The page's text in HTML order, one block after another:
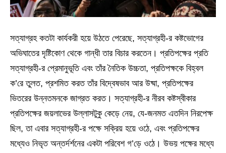
সত্যাগ্রহ কতটা কার্যকরী হয়ে উঠতে পেরেছে, সত্যাগ্রহী-র কষ্টভোগের
অভিঘাতের দৃষ্টিকোণ থেকে গান্ধী তার বিচার করতেন। প্রতিপক্ষের প্রতি
সত্যাগ্রহী-র প্রেমানুভূতি এবং তাঁর নৈতিক উচ্চতা, প্রতিপক্ষকে বিহ্বল
ক’রে তুলত, প্রশমিত করত তাঁর বিদ্বেষভাব আর উষ্মা, প্রতিপক্ষের
ভিতরের উন্নতমনকে জাগ্রত করত। সত্যাগ্রহী-র নীরব কষ্টস্বীকার
প্রতিপক্ষের জয়লাভের উল্লাসটুকু কেড়ে নেয়, যে-জনমত এতদিন নিরপেক্ষ
ছিল, তা এবার সত্যাগ্রহী-র পক্ষে সক্রিয় হয়ে ওঠে, এবং প্রতিপক্ষের
মধ্যেও নিভৃত অন্তর্দর্শনের একটা পরিবেশ গ’ড়ে ওঠে। উভয় পক্ষের মধ্যে